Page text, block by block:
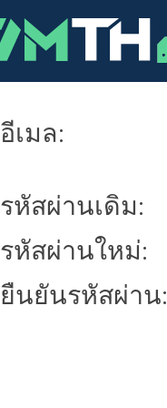
อีเมล:
รหัสผ่านเดิม:
รหัสผ่านใหม่:
ยืนยันรหัสผ่าน: